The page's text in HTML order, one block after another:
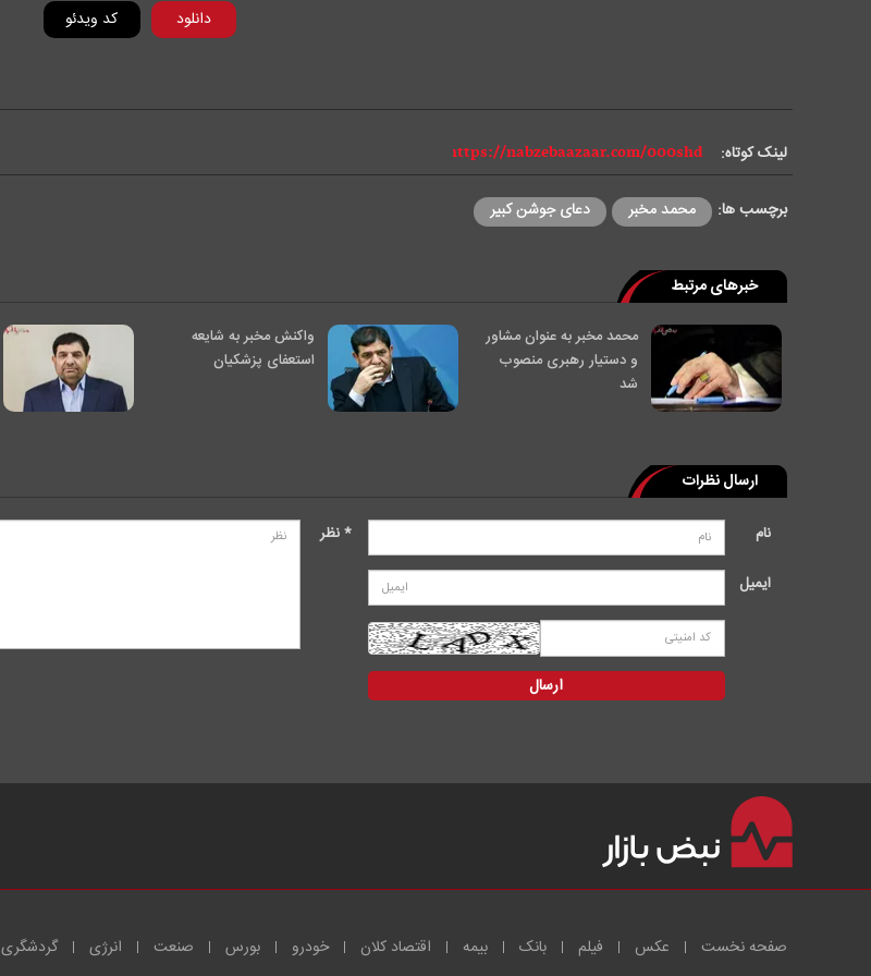
i
o
کد ویدئو دانلود
لینک کوتاه:
برچسب ها: محمد مخبر دعای جوشن کبیر
خبرهای مرتبط
محمد مخبر به عنوان مشاور
و دستیار رهبری منصوب
شد
واکنش مخبر به شایعه
استعفای پزشکیان
ارسال نظرات
نام
ایمیل
* نظر
صفحه نخست عکس فیلم بانک بیمه اقتصاد کلان خودرو بورس صنعت انرژی گردشگری